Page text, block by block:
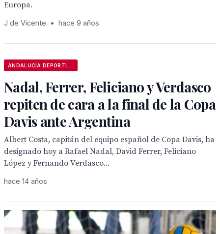
Europa.
J de Vicente • hace 9 años
Nadal, Ferrer, Feliciano y Verdasco
repiten de cara a la final de la Copa
Davis ante Argentina
Albert Costa, capitán del equipo español de Copa Davis, ha
designado hoy a Rafael Nadal, David Ferrer, Feliciano
López y Fernando Verdasco...
hace 14 años